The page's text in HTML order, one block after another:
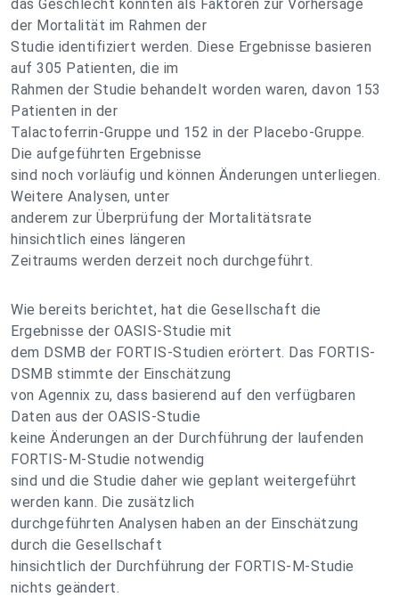
das Geschlecht konnten als Faktoren zur Vorhersage
der Mortalität im Rahmen der
Studie identifiziert werden. Diese Ergebnisse basieren
auf 305 Patienten, die im
Rahmen der Studie behandelt worden waren, davon 153
Patienten in der
Talactoferrin-Gruppe und 152 in der Placebo-Gruppe.
Die aufgeführten Ergebnisse
sind noch vorläufig und können Änderungen unterliegen.
Weitere Analysen, unter
anderem zur Überprüfung der Mortalitätsrate
hinsichtlich eines längeren
Zeitraums werden derzeit noch durchgeführt.
Wie bereits berichtet, hat die Gesellschaft die
Ergebnisse der OASIS-Studie mit
dem DSMB der FORTIS-Studien erörtert. Das FORTIS-
DSMB stimmte der Einschätzung
von Agennix zu, dass basierend auf den verfügbaren
Daten aus der OASIS-Studie
keine Änderungen an der Durchführung der laufenden
FORTIS-M-Studie notwendig
sind und die Studie daher wie geplant weitergeführt
werden kann. Die zusätzlich
durchgeführten Analysen haben an der Einschätzung
durch die Gesellschaft
hinsichtlich der Durchführung der FORTIS-M-Studie
nichts geändert.